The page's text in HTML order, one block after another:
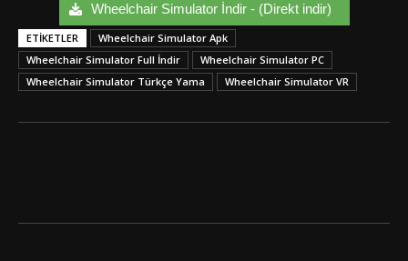
Wheelchair Simulator İndir - (Direkt indir)
ETIKETLER
Wheelchair Simulator Apk
Wheelchair Simulator Full İndir
Wheelchair Simulator PC
Wheelchair Simulator Türkçe Yama
Wheelchair Simulator VR